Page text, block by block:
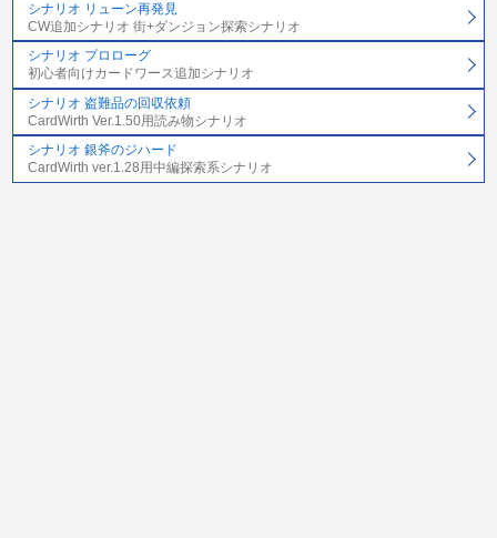
シナリオ リューン再発見
CW追加シナリオ 街+ダンジョン探索シナリオ
シナリオ プロローグ
初心者向けカードワース追加シナリオ
シナリオ 盗難品の回収依頼
CardWirth Ver.1.50用読み物シナリオ
シナリオ 銀斧のジハード
CardWirth ver.1.28用中編探索系シナリオ